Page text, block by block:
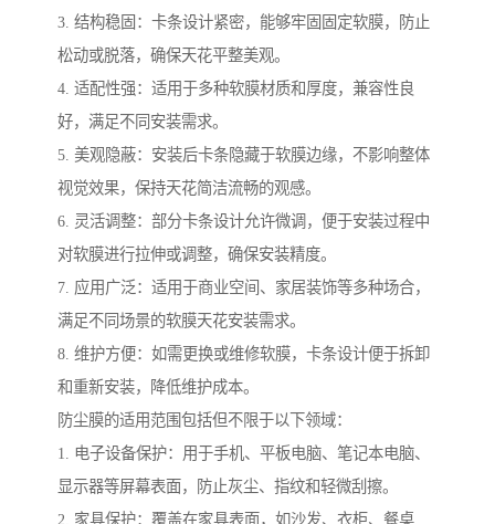
3. 结构稳固：卡条设计紧密，能够牢固固定软膜，防止
松动或脱落，确保天花平整美观。
4. 适配性强：适用于多种软膜材质和厚度，兼容性良
好，满足不同安装需求。
5. 美观隐蔽：安装后卡条隐藏于软膜边缘，不影响整体
视觉效果，保持天花简洁流畅的观感。
6. 灵活调整：部分卡条设计允许微调，便于安装过程中
对软膜进行拉伸或调整，确保安装精度。
7. 应用广泛：适用于商业空间、家居装饰等多种场合，
满足不同场景的软膜天花安装需求。
8. 维护方便：如需更换或维修软膜，卡条设计便于拆卸
和重新安装，降低维护成本。
防尘膜的适用范围包括但不限于以下领域：
1. 电子设备保护：用于手机、平板电脑、笔记本电脑、
显示器等屏幕表面，防止灰尘、指纹和轻微刮擦。
2. 家具保护：覆盖在家具表面，如沙发、衣柜、餐桌